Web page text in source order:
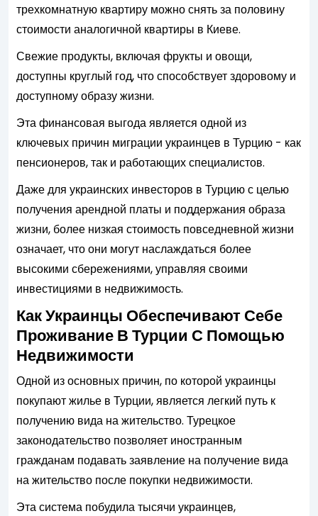
трехкомнатную квартиру можно снять за половину
стоимости аналогичной квартиры в Киеве.
Свежие продукты, включая фрукты и овощи,
доступны круглый год, что способствует здоровому и
доступному образу жизни.
Эта финансовая выгода является одной из
ключевых причин миграции украинцев в Турцию - как
пенсионеров, так и работающих специалистов.
Даже для украинских инвесторов в Турцию с целью
получения арендной платы и поддержания образа
жизни, более низкая стоимость повседневной жизни
означает, что они могут наслаждаться более
высокими сбережениями, управляя своими
инвестициями в недвижимость.
Как Украинцы Обеспечивают Себе
Проживание В Турции С Помощью
Недвижимости
Одной из основных причин, по которой украинцы
покупают жилье в Турции, является легкий путь к
получению вида на жительство. Турецкое
законодательство позволяет иностранным
гражданам подавать заявление на получение вида
на жительство после покупки недвижимости.
Эта система побудила тысячи украинцев,